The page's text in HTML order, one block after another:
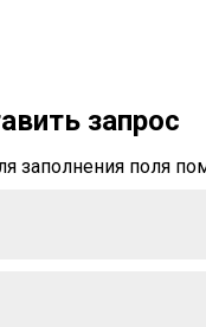
запрос
заполнения поля